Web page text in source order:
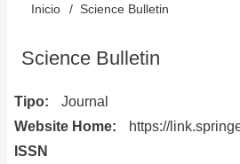
Sobrescribir
enlaces
ayuda
a
Inicio Science Bulletin
Science Bulletin
Tipo
Journal
Website Home
https://
ISSN